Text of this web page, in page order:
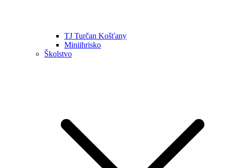
TJ Turčan Košťany
Miniihrisko
Školstvo